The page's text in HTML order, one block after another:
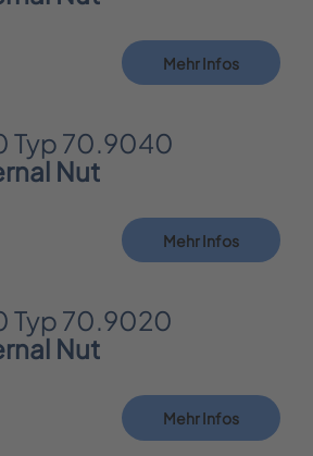
Mehr Infos
Typ 70.9040
Nut
Mehr Infos
Typ 70.9020
Nut
Mehr Infos